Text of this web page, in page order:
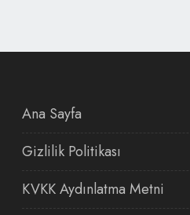
Ana Sayfa
Gizlilik Politikası
KVKK Aydınlatma Metni